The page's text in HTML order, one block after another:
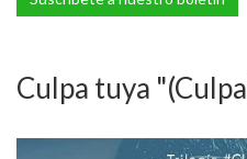
Culpa tuya